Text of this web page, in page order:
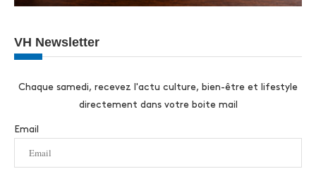
VH Newsletter
Chaque samedi, recevez l'actu culture, bien-être et lifestyle
directement dans votre boite mail
Email